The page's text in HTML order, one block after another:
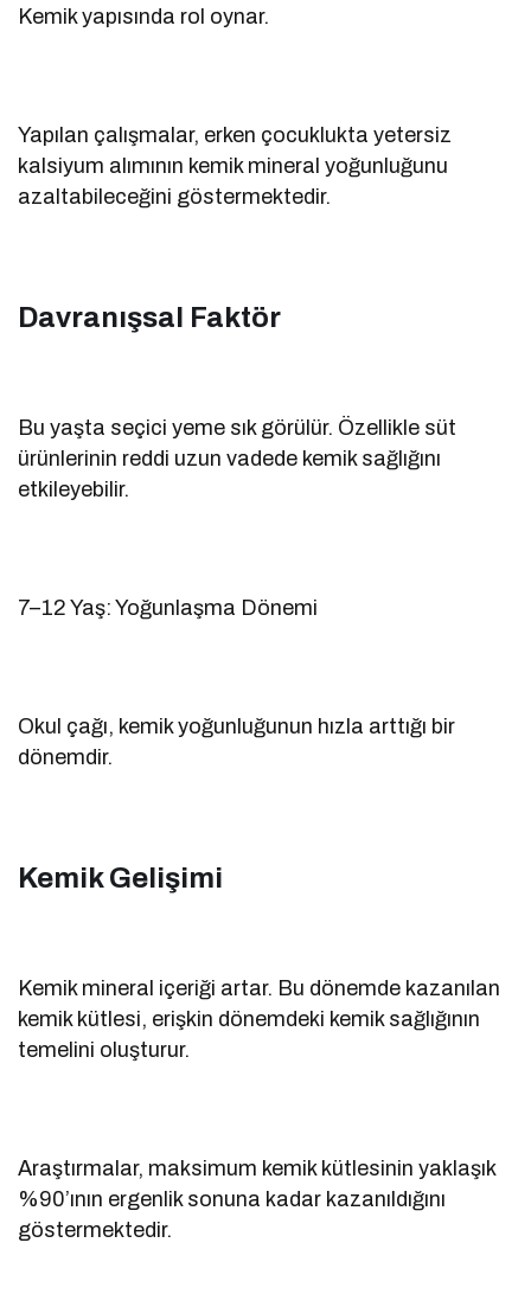
Kemik yapısında rol oynar.
Yapılan çalışmalar, erken çocuklukta yetersiz
kalsiyum alımının kemik mineral yoğunluğunu
azaltabileceğini göstermektedir.
Davranışsal Faktör
Bu yaşta seçici yeme sık görülür. Özellikle süt
ürünlerinin reddi uzun vadede kemik sağlığını
etkileyebilir.
7–12 Yaş: Yoğunlaşma Dönemi
Okul çağı, kemik yoğunluğunun hızla arttığı bir
dönemdir.
Kemik Gelişimi
Kemik mineral içeriği artar. Bu dönemde kazanılan
kemik kütlesi, erişkin dönemdeki kemik sağlığının
temelini oluşturur.
Araştırmalar, maksimum kemik kütlesinin yaklaşık
%90’ının ergenlik sonuna kadar kazanıldığını
göstermektedir.